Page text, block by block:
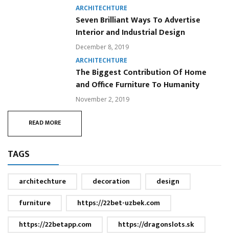
ARCHITECHTURE
Seven Brilliant Ways To Advertise
Interior and Industrial Design
December 8, 2019
ARCHITECHTURE
The Biggest Contribution Of Home
and Office Furniture To Humanity
November 2, 2019
READ MORE
TAGS
architechture decoration
design
furniture
https://22bet-uzbek.com
https://22betapp.com
https://dragonslots.sk